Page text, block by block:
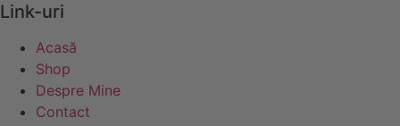
Link-uri
Acasă
Shop
Despre Mine
Contact